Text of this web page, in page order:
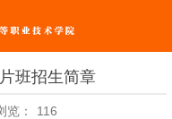
班招生简章
览： 116